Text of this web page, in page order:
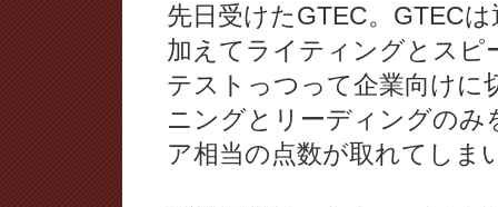
先日受けたGTEC。GTEC
加えてライティングとスピ
テストっつって企業向けに
ニングとリーディングのみ
ア相当の点数が取れてしま